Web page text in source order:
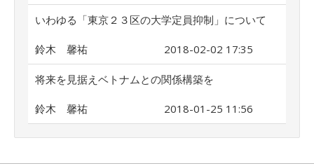
いわゆる「東京２３区の大学定員抑制」について
鈴木 馨祐 2018-02-02 17:35
将来を見据えベトナムとの関係構築を
鈴木 馨祐 2018-01-25 11:56